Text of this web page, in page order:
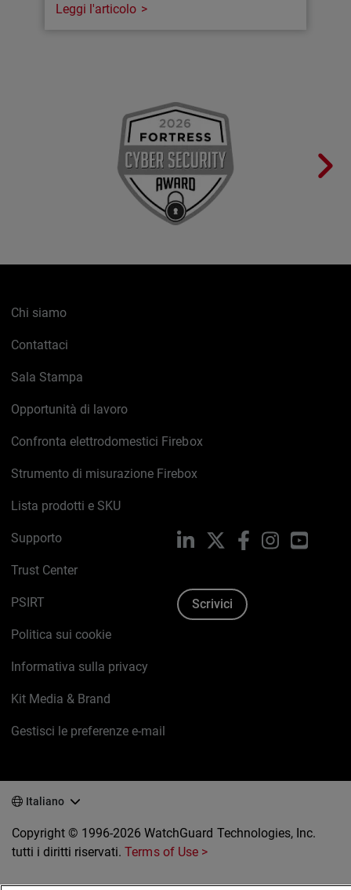
Leggi l'articolo
Chi siamo
Contattaci
Sala Stampa
Opportunità di lavoro
Confronta elettrodomestici Firebox
Strumento di misurazione Firebox
Lista prodotti e SKU
Supporto
Trust Center
PSIRT
Politica sui cookie
Informativa sulla privacy
Kit Media & Brand
Gestisci le preferenze e-mail
LinkedIn FacebookInstagram
Scrivici
Italiano
Copyright © 1996-2026 WatchGuard Technologies, Inc.
tutti i diritti riservati.Terms of Use >